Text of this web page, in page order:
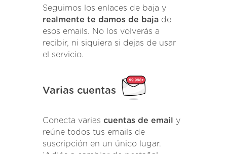
Seguimos los enlaces de baja y
realmente te damos de baja de
esos emails. No los volverás a
recibir, ni siquiera si dejas de usar
el servicio.
Varias cuentas
Conecta varias cuentas de email
y
reúne todos tus emails de
suscripción en un único lugar.